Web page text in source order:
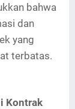
bahwa
dan
yang
terbatas.
Kontrak